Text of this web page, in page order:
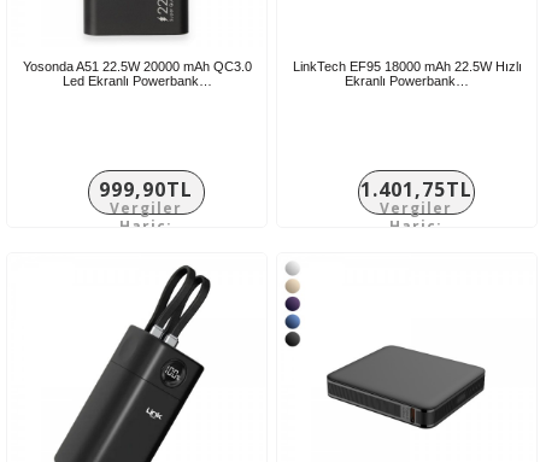
Yosonda A51 22.5W 20000 mAh QC3.0
Led Ekranlı Powerbank…
999,90TL
Vergiler
Hariç:
LinkTech EF95 18000 mAh 22.5W Hızlı
Ekranlı Powerbank…
1.401,75TL
Vergiler
Hariç: